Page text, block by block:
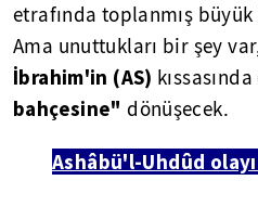
etrafında toplanmış
Ama unuttukları bir şey
İbrahim'in (AS)
bahçesine" dönüşecek.
Ashâbü'l-Uhdûd